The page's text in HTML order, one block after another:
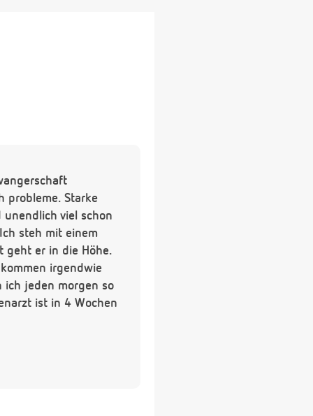
probleme. Starke
viel schon
steh mit einem
geht er in die Höhe.
irgendwie
ich jeden morgen so
ist in 4 Wochen